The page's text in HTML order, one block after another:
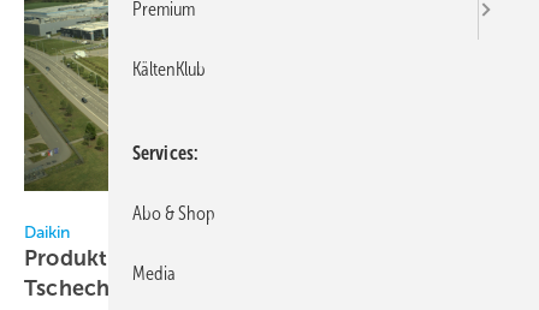
Daikin
Produktion für Wärmepumpen in der
Tschechischen
Premium
KältenKlub
Services
Abo & Shop
Media